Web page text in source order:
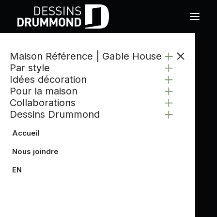
Maison Référence | Gable House
Par style
Idées décoration
Pour la maison
Collaborations
Dessins Drummond
Accueil
Nous joindre
EN